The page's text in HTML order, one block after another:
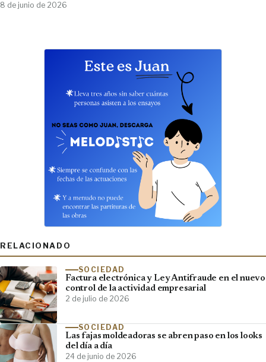
8 de junio de 2026
RELACIONADO
SOCIEDAD
Factura electrónica y Ley Antifraude en el nuevo
control de la actividad empresarial
2 de julio de 2026
SOCIEDAD
Las fajas moldeadoras se abren paso en los looks
del día a día
24 de junio de 2026